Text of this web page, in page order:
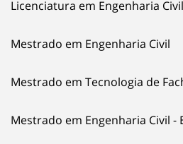
Licenciatura em Engenharia Civil
Mestrado em Engenharia Civil
Mestrado em Tecnologia de
Mestrado em Engenharia Civil